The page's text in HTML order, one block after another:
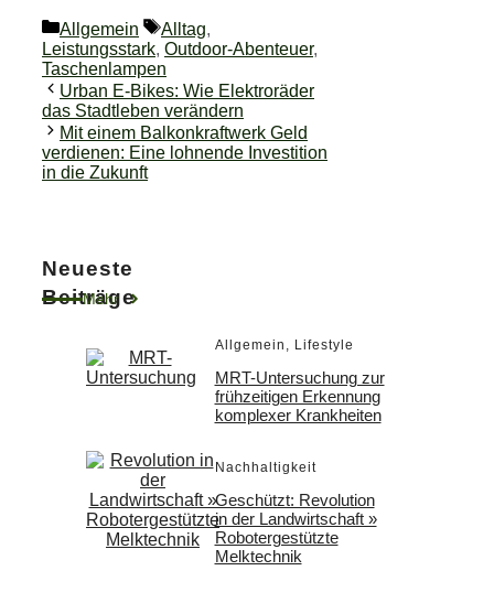
Kategorien
Allgemein Schlagwörter
Alltag,
Leistungsstark, Outdoor-Abenteuer,
Taschenlampen
Urban E-Bikes: Wie Elektroräder
das Stadtleben verändern
Mit einem Balkonkraftwerk Geld
verdienen: Eine lohnende Investition
in die Zukunft
Neueste
Beiträge
Mehr
Allgemein , Lifestyle
MRT-Untersuchung zur
frühzeitigen Erkennung
komplexer Krankheiten
Nachhaltigkeit
Geschützt: Revolution
in der Landwirtschaft »
Robotergestützte
Melktechnik